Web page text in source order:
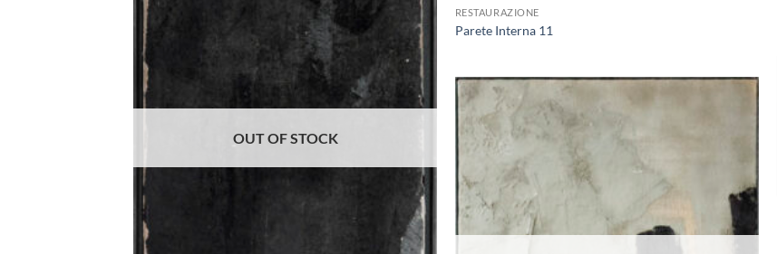
RESTAURAZIONE
Parete Interna 11
OUT OF STOCK